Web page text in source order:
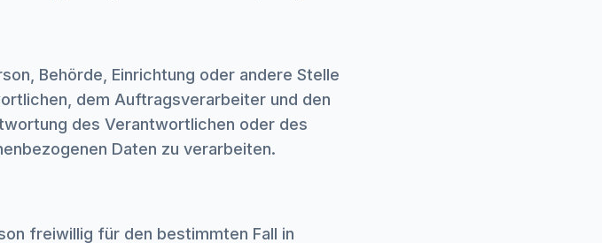
Behörde, Einrichtung oder andere Stelle
dem Auftragsverarbeiter und den
des Verantwortlichen oder des
Daten zu verarbeiten.
freiwillig für den bestimmten Fall in